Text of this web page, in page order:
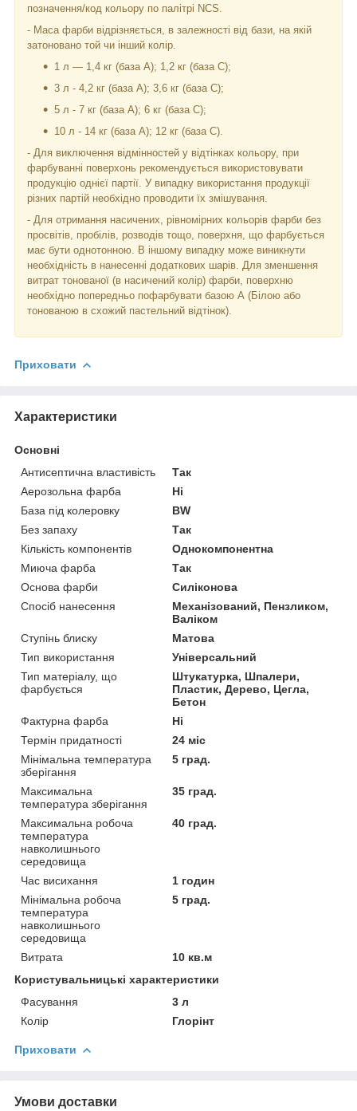
позначення/код кольору по палітрі NCS.
- Маса фарби відрізняється, в залежності від бази, на якій
затоновано той чи інший колір.
1 л — 1,4 кг (база А); 1,2 кг (база С);
3 л - 4,2 кг (база А); 3,6 кг (база C);
5 л - 7 кг (база А); 6 кг (база С);
10 л - 14 кг (база А); 12 кг (база С).
- Для виключення відмінностей у відтінках кольору, при
фарбуванні поверхонь рекомендується використовувати
продукцію однієї партії. У випадку використання продукції
різних партій необхідно проводити їх змішування.
- Для отримання насичених, рівномірних кольорів фарби без
просвітів, пробілів, розводів тощо, поверхня, що фарбується
має бути однотонною. В іншому випадку може виникнути
необхідність в нанесенні додаткових шарів. Для зменшення
витрат тонованої (в насичений колір) фарби, поверхню
необхідно попередньо пофарбувати базою А (Білою або
тонованою в схожий пастельний відтінок).
Приховати
Характеристики
Основні
Антисептична властивість
Так
Аерозольна фарба
Ні
База під колеровку
BW
Без запаху
Так
Кількість компонентів
Однокомпонентна
Миюча фарба
Так
Основа фарби
Силіконова
Спосіб нанесення
Механізований, Пензликом,
Валіком
Ступінь блиску
Матова
Тип використання
Універсальний
Тип матеріалу, що
фарбується
Штукатурка, Шпалери,
Пластик, Дерево, Цегла,
Бетон
Фактурна фарба
Ні
Термін придатності
24 міс
Мінімальна температура
зберігання
5 град.
Максимальна
температура зберігання
35 град.
Максимальна робоча
температура
навколишнього
середовища
40 град.
Час висихання
1 годин
Мінімальна робоча
температура
навколишнього
середовища
5 град.
Витрата
10 кв.м
Користувальницькі характеристики
Фасування
3 л
Колір
Глорінт
Приховати
Умови доставки